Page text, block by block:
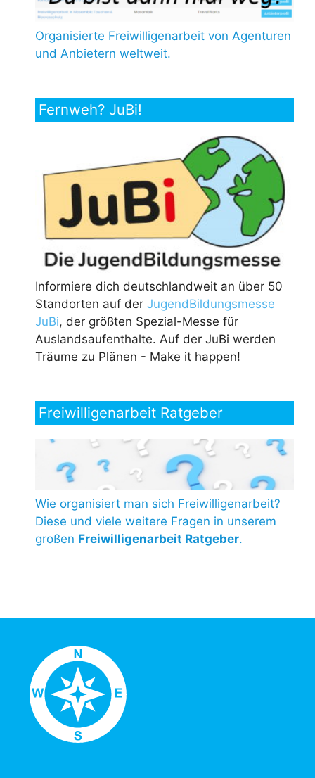
Organisierte Freiwilligenarbeit von Agenturen
und Anbietern weltweit.
Fernweh? JuBi!
Informiere dich deutschlandweit an über 50
Standorten auf der JugendBildungsmesse
JuBi, der größten Spezial-Messe für
Auslandsaufenthalte. Auf der JuBi werden
Träume zu Plänen - Make it happen!
Freiwilligenarbeit Ratgeber
Wie organisiert man sich Freiwilligenarbeit?
Diese und viele weitere Fragen in unserem
großen Freiwilligenarbeit Ratgeber.